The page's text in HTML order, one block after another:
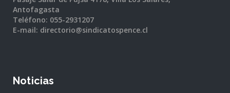
Antofagasta
Teléfono: 055-2931207
E-mail: directorio@sindicatospence.cl
Noticias